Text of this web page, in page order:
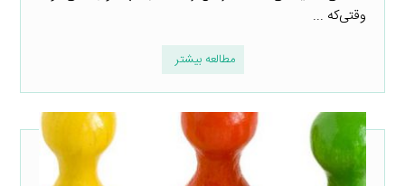
وقتی‌که ...
مطالعه بیشتر